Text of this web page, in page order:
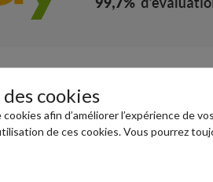
Chrono - votre boutique en ligne
cookies
afin d’améliorer l’expérience de
de ces cookies. Vous pourrez